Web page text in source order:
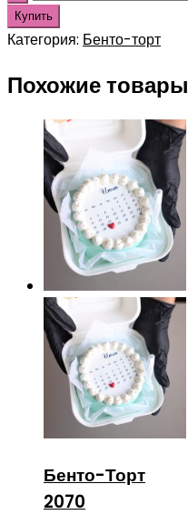
Купить
Категория: Бенто-торт
Похожие товары
Бенто-Торт
2070